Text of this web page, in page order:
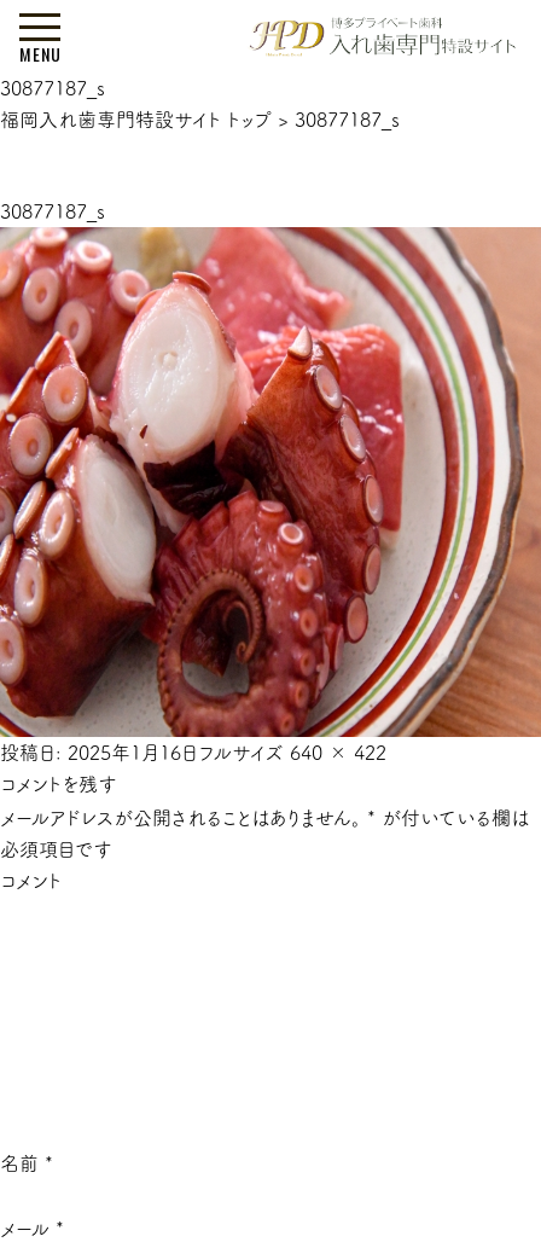
MENU
30877187_s
福岡入れ歯専門特設サイト トップ > 30877187_s
30877187_s
投稿日: 2025年1月16日 フルサイズ 640 × 422
コメントを残す
メールアドレスが公開されることはありません。
* が付いている欄は
必須項目です
コメント
名前 *
メール *